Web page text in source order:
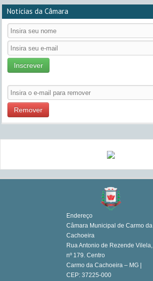
Notícias da Câmara
Inscrever
Remover
Endereço
Câmara Municipal de Carmo da
Cachoeira
Rua Antonio de Rezende Vilela,
nº 179. Centro
Carmo da Cachoeira – MG |
CEP: 37225-000